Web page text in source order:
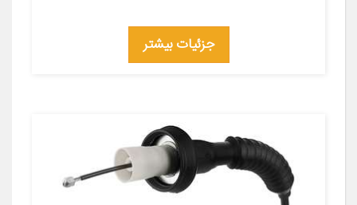
جزئیات بیشتر